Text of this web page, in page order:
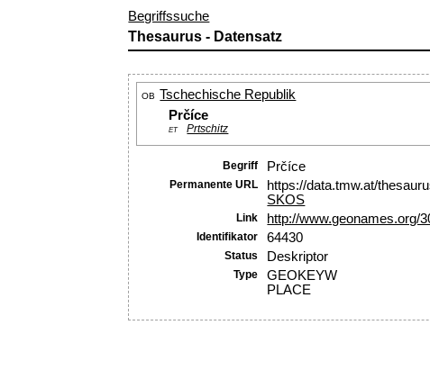
Begriffssuche
Thesaurus - Datensatz
OB Tschechische Republik
Prčíce
ET Prtschitz
Begriff Prčíce
Permanente URL
https://data.tmw.at/
SKOS
Link http://www.geonames.org/
Identifikator 64430
Status Deskriptor
Type
GEOKEYW
PLACE